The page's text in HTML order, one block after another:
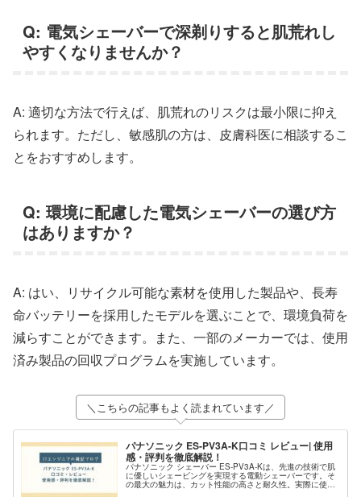
Q: 電気シェーバーで深剃りすると肌荒れし
やすくなりませんか？
A: 適切な方法で行えば、肌荒れのリスクは最小限に抑え
られます。ただし、敏感肌の方は、皮膚科医に相談するこ
とをおすすめします。
Q: 環境に配慮した電気シェーバーの選び方
はありますか？
A: はい、リサイクル可能な素材を使用した製品や、長寿
命バッテリーを採用したモデルを選ぶことで、環境負荷を
減らすことができます。また、一部のメーカーでは、使用
済み製品の回収プログラムを実施しています。
＼こちらの記事もよく読まれています／
パナソニック ES-PV3A-K口コミ レビュー| 使用
感・評判を徹底解説！
パナソニック シェーバー ES-PV3A-Kは、先進の技術で肌
に優しいシェービングを実現する電動シェーバーです。そ
の最大の魅力は、カット性能の高さと耐久性。実際に使用